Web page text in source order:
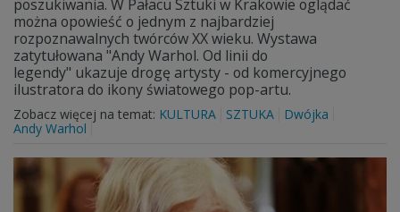
poszukiwania. W Pałacu Sztuki w Krakowie oglądać
można opowieść o jednym z najbardziej
rozpoznawalnych twórców XX wieku. Wystawa
zatytułowana "Andy Warhol. Od linii do
legendy" ukazuje drogę artysty - od komercyjnego
ilustratora do ikony światowego pop-artu.
Zobacz więcej na temat: KULTURA SZTUKA
Dwójka
Andy Warhol